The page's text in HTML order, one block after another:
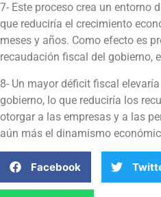
7- Este proceso crea un entorno
que reduciría el crecimiento
meses y años. Como efecto es
recaudación fiscal del gobierno,
8- Un mayor déficit fiscal
gobierno, lo que reduciría los
otorgar a las empresas y a las
aún más el dinamismo
Facebook